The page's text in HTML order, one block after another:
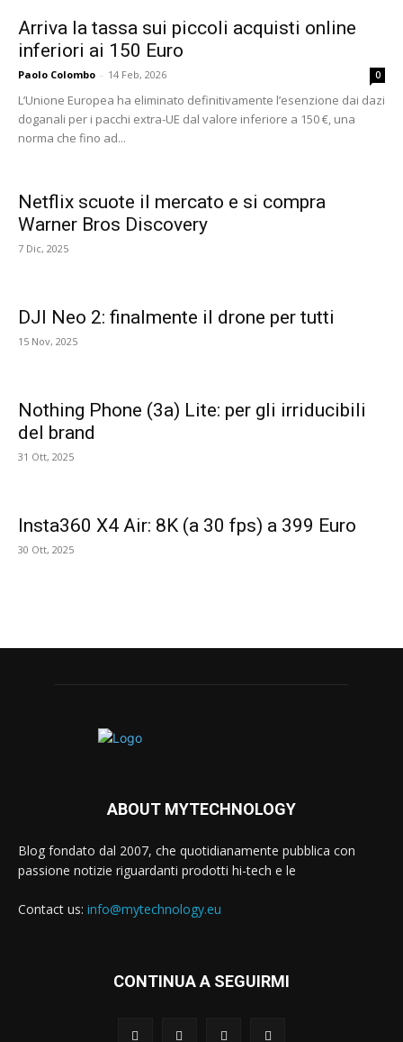
Arriva la tassa sui piccoli acquisti online
inferiori ai 150 Euro
Paolo Colombo - 14 Feb, 2026 0
L’Unione Europea ha eliminato definitivamente l’esenzione dai dazi
doganali per i pacchi extra-UE dal valore inferiore a 150 €, una
norma che fino ad...
Netflix scuote il mercato e si compra
Warner Bros Discovery
7 Dic, 2025
DJI Neo 2: finalmente il drone per tutti
15 Nov, 2025
Nothing Phone (3a) Lite: per gli irriducibili
del brand
31 Ott, 2025
Insta360 X4 Air: 8K (a 30 fps) a 399 Euro
30 Ott, 2025
ABOUT MYTECHNOLOGY
Blog fondato dal 2007, che quotidianamente pubblica con
passione notizie riguardanti prodotti hi-tech e le
Contact us: info@mytechnology.eu
CONTINUA A SEGUIRMI